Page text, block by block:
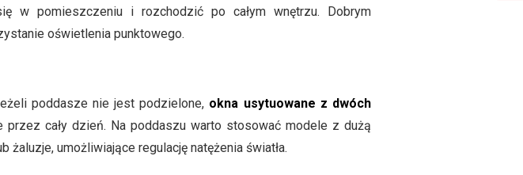
w pomieszczeniu i rozchodzić po całym wnętrzu. Dobrym
oświetlenia punktowego.
poddasze nie jest podzielone, okna usytuowane z dwóch
przez cały dzień. Na poddaszu warto stosować modele z dużą
umożliwiające regulację natężenia światła.